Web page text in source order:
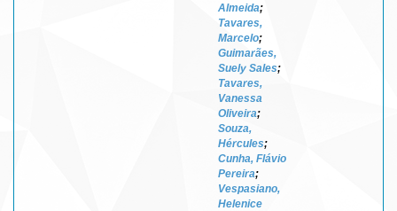
Almeida;
Tavares,
Marcelo;
Guimarães,
Suely Sales;
Tavares,
Vanessa
Oliveira;
Souza,
Hércules;
Cunha, Flávio
Pereira;
Vespasiano,
Helenice